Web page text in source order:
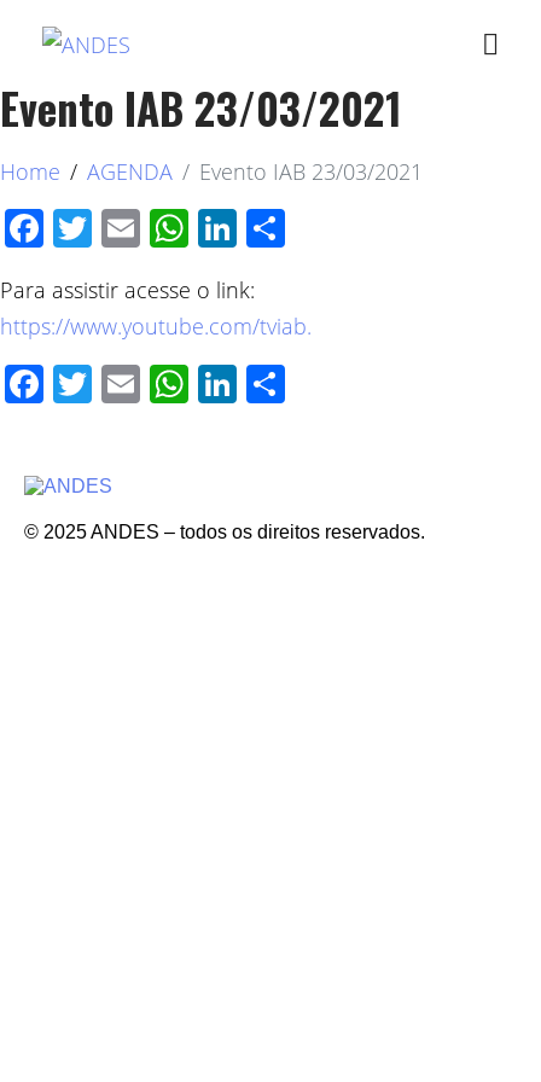
Evento IAB 23/03/2021
Home AGENDA Evento IAB 23/03/2021
Facebook
Twitter
EmailWhatsApp
LinkedIn
Para assistir acesse o link:
https://www.youtube.com/tviab.
Facebook
Twitter
EmailWhatsApp
LinkedIn
© 2025 ANDES – todos os direitos reservados.